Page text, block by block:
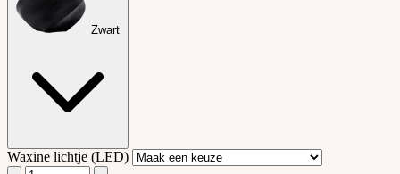
Zwart
Waxine lichtje (LED)